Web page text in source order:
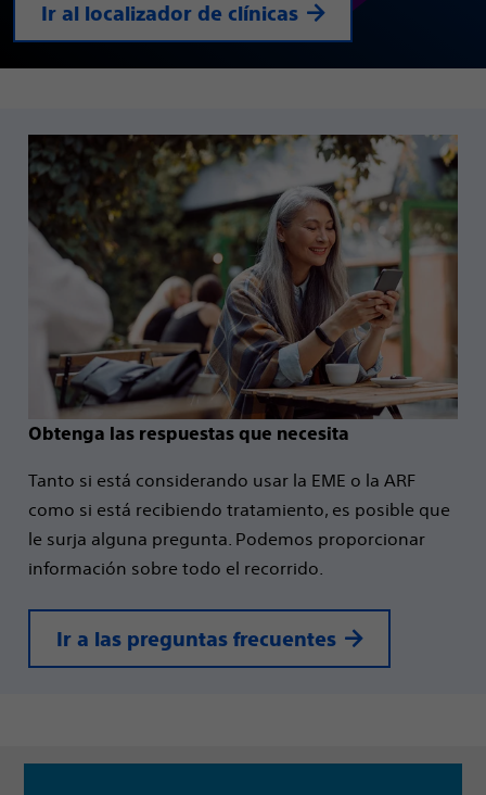
Ir al localizador de clínicas
Obtenga las respuestas que necesita
Tanto si está considerando usar la EME o la ARF
como si está recibiendo tratamiento, es posible que
le surja alguna pregunta. Podemos proporcionar
información sobre todo el recorrido.
Ir a las preguntas frecuentes